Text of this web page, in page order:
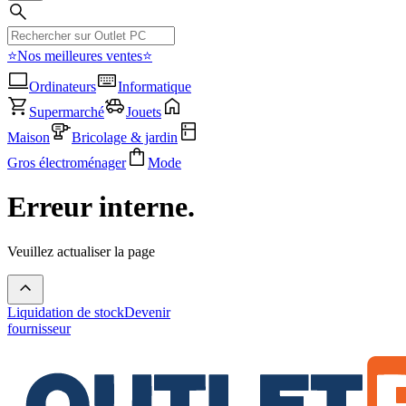
⭐Nos meilleures ventes⭐
Ordinateurs
Informatique
Supermarché
Jouets
Maison
Bricolage & jardin
Gros électroménager
Mode
Erreur interne.
Veuillez actualiser la page
Liquidation de stockDevenir
fournisseur